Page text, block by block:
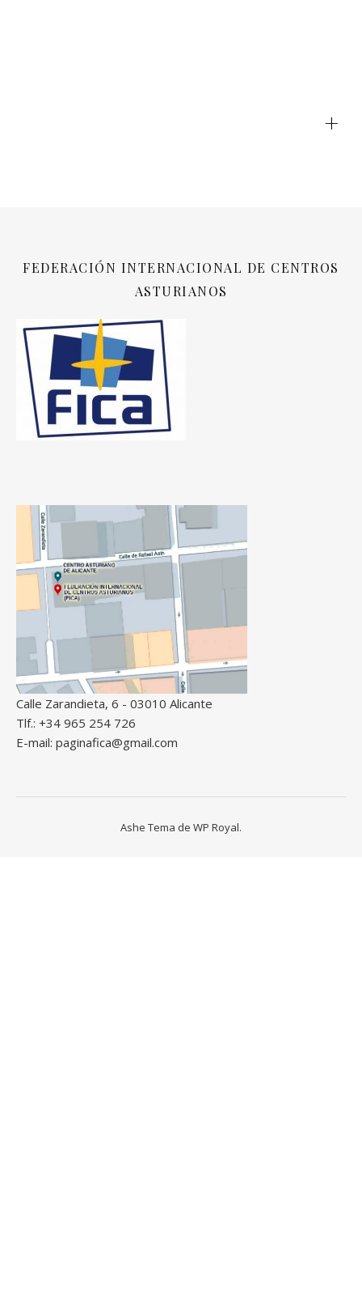
+
FEDERACIÓN INTERNACIONAL DE CENTROS
ASTURIANOS
Calle Zarandieta, 6 - 03010 Alicante
Tlf.: +34 965 254 726
E-mail: paginafica@gmail.com
Ashe Tema de WP Royal.